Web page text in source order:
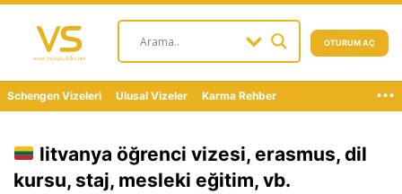
OTURUM AÇ
Schengen Vizeleri Ulusal Vizeler Karma Rehber ...
litvanya öğrenci vizesi, erasmus, dil
kursu, staj, mesleki eğitim, vb.